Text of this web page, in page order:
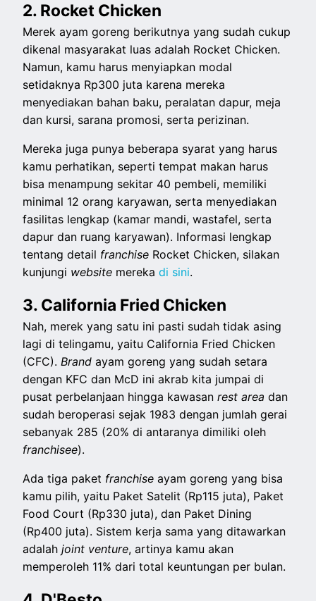
2. Rocket Chicken
Merek ayam goreng berikutnya yang sudah cukup
dikenal masyarakat luas adalah Rocket Chicken.
Namun, kamu harus menyiapkan modal
setidaknya Rp300 juta karena mereka
menyediakan bahan baku, peralatan dapur, meja
dan kursi, sarana promosi, serta perizinan.
Mereka juga punya beberapa syarat yang harus
kamu perhatikan, seperti tempat makan harus
bisa menampung sekitar 40 pembeli, memiliki
minimal 12 orang karyawan, serta menyediakan
fasilitas lengkap (kamar mandi, wastafel, serta
dapur dan ruang karyawan). Informasi lengkap
tentang detail franchise Rocket Chicken, silakan
kunjungi website merekadi sini.
3. California Fried Chicken
Nah, merek yang satu ini pasti sudah tidak asing
lagi di telingamu, yaitu California Fried Chicken
(CFC).Brandayam goreng yang sudah setara
dengan KFC dan McD ini akrab kita jumpai di
pusat perbelanjaan hingga kawasanrest area dan
sudah beroperasi sejak 1983 dengan jumlah gerai
sebanyak 285 (20% di antaranya dimiliki oleh
franchisee).
Ada tiga paket franchiseayam goreng yang bisa
kamu pilih, yaitu Paket Satelit (Rp115 juta), Paket
Food Court (Rp330 juta), dan Paket Dining
(Rp400 juta). Sistem kerja sama yang ditawarkan
adalahjoint venture, artinya kamu akan
memperoleh 11% dari total keuntungan per bulan.